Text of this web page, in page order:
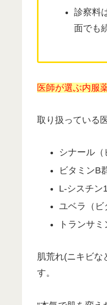
診察料
面でも
医師が選ぶ内服
取り扱っている
シナール（
ビタミンB
L-シスチン
ユベラ（ビ
トランサ
肌荒れ(ニキビな
す。